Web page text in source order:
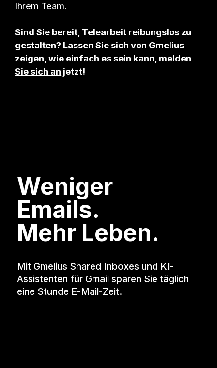
Ihrem Team.
Sind Sie bereit, Telearbeit reibungslos zu
gestalten? Lassen Sie sich von Gmelius
zeigen, wie einfach es sein kann, melden
Sie sich an jetzt!
Weniger
Emails.
Mehr Leben.
Mit Gmelius Shared Inboxes und KI-
Assistenten für Gmail sparen Sie täglich
eine Stunde E-Mail-Zeit.